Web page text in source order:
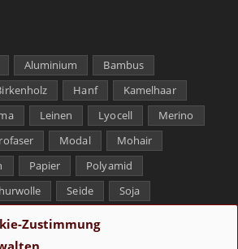
Zustimmung
Aluminium
Bambus
Hanf
Kamelhaar
Leinen Lyocell
Merino
Modal
Mohair
Papier
Polyamid
Seide
Soja
Tencel